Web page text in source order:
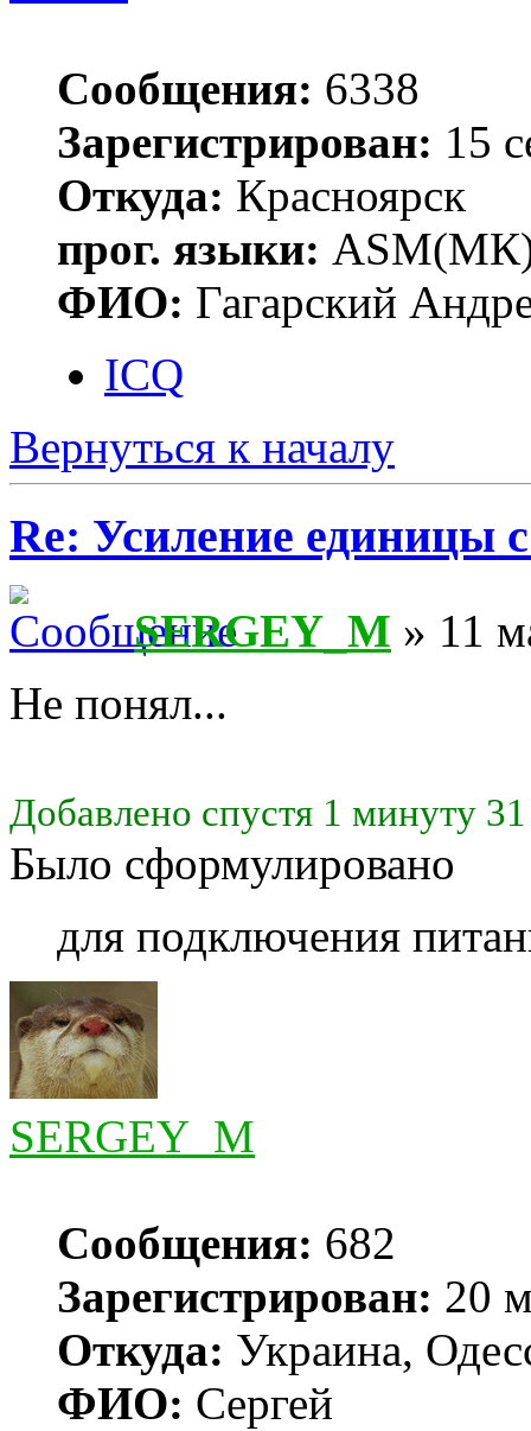
Сообщения: 6338
Зарегистрирован: 15
Откуда: Красноярск
прог. языки:
ФИО: Гагарский
ICQ
Вернуться к началу
Re: Усиление единицы
SERGEY_M » 11
Не понял...
Добавлено спустя 1 минуту
Было сформулировано
для подключения
SERGEY_M
Сообщения: 682
Зарегистрирован: 20
Откуда: Украина,
ФИО: Сергей